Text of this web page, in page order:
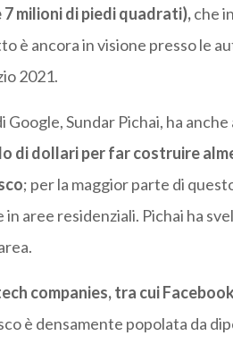
milioni di piedi quadrati),che
è ancora in visione presso le
2021.
Google, Sundar Pichai, ha
di dollari per far costruire
; per la maggior parte di
in aree residenziali. Pichai ha
companies, tra cui
è densamente popolata da